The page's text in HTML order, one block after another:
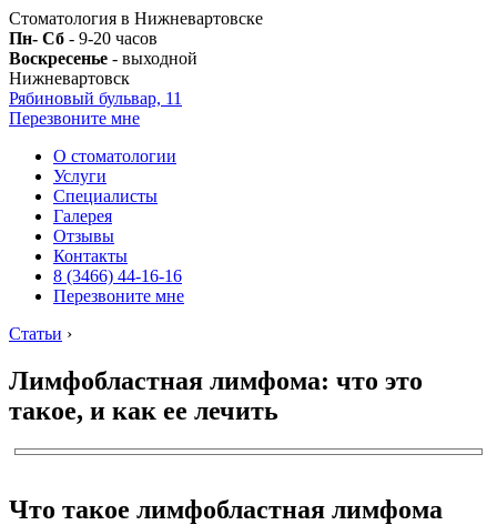
Стоматология в Нижневартовске
Пн- Сб - 9-20 часов
Воскресенье - выходной
Нижневартовск
Рябиновый бульвар, 11
Перезвоните мне
О стоматологии
Услуги
Специалисты
Галерея
Отзывы
Контакты
8 (3466) 44-16-16
Перезвоните мне
Статьи ›
Лимфобластная лимфома: что это
такое, и как ее лечить
Что такое лимфобластная лимфома